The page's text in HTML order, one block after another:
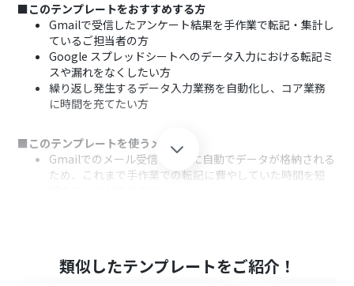
■このテンプレートをおすすめする方
Gmailで受信したアンケート結果を手作業で転記・集計し
ているご担当者の方
Google スプレッドシートへのデータ入力における転記ミ
スや漏れをなくしたい方
繰り返し発生するデータ入力業務を自動化し、コア業務
に時間を充てたい方
■このテンプレートを使うメリット
Gmailでのメール受信を起点に自動でデータが格納される
ため、これまで手作業での転記に費やしていた時間を短
■フローボットの流れ
類似したテンプレートをご紹介！